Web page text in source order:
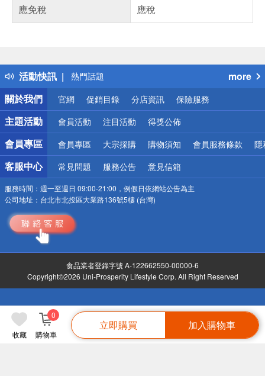
收藏 購物車
0
立即購買 加入購物車
應免稅
應稅
活動快訊
得獎公告
熱門話題
銀行優惠
偏遠地區配送
詐騙網頁！請小心！
more
關於我們
官網 促銷目錄 分店資訊 保險服務
主題活動 會員活動 注目活動 得獎公佈
會員專區 會員專區 大宗採購 購物須知 會員服務條款 隱
客服中心 常見問題 服務公告 意見信箱
服務時間： 週一至週日 09:00-21:00，例假日依網站公告為主
公司地址： 台北市北投區大業路136號5樓 (台灣)
食品業者登錄字號 A-122662550-00000-6
Copyright©2026 Uni-Prosperity Lifestyle Corp. All Right Reserved